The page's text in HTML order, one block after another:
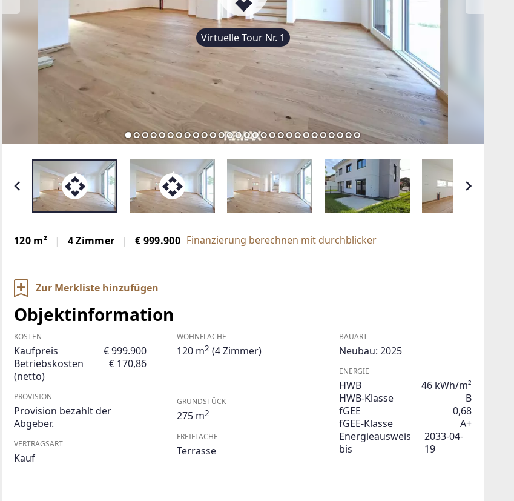
Virtuelle Tour Nr. 1
120 m² 4 Zimmer € 999.900 Finanzierung berechnen mit durchblicker
Zur Merkliste hinzufügen
Objektinformation
KOSTEN
Kaufpreis
€ 999.900
Betriebskosten
(netto)
€ 170,86
PROVISION
Provision bezahlt der
Abgeber.
VERTRAGSART
Kauf
WOHNFLÄCHE
120 m2 (4 Zimmer)
GRUNDSTÜCK
275 m2
FREIFLÄCHE
Terrasse
BAUART
Neubau: 2025
ENERGIE
HWB
46 kWh/m²
HWB-Klasse
B
fGEE
0,68
fGEE-Klasse
A+
Energieausweis
bis
2033-04-
19